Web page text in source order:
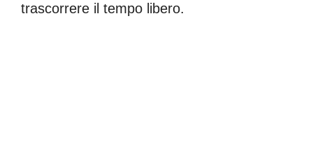
trascorrere il tempo libero.